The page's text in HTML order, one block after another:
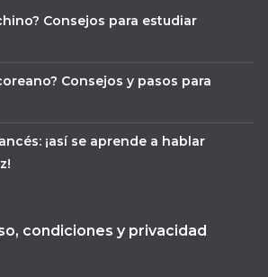
Consejos para estudiar
Consejos y pasos para
¡así se aprende a hablar
condiciones y privacidad